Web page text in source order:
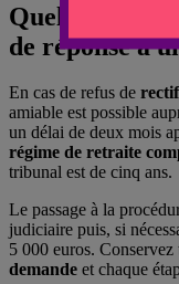
Quels recours
de réponse à
En cas de refus de
amiable est possible
un délai de deux mois
régime de retraite
tribunal est de cinq ans.
Le passage à la
judiciaire puis, si
5 000 euros. Conservez
demande et chaque